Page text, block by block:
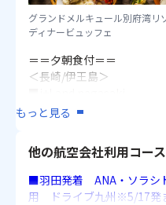
グランドメルキュール別府湾リ
ディナービュッフェ
＝＝夕朝食付＝＝
＜長崎/伊王島＞
【夕食】グリル料理【朝食
＜大分/別府＞
■亀の井ホテル 別府
【夕食】バイキング【朝食
■別府温泉 杉乃井ホテル
もっと見る
他の航空会社利用コー
■羽田発着 ANA・ソラシ
用 ドライブ九州※5/17発